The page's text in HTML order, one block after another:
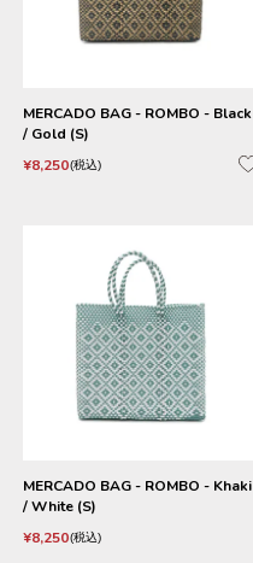
MERCADO BAG - ROMBO - Black
/ Gold (S)
¥8,250 税込
MERCADO BAG - ROMBO - Khaki
/ White (S)
¥8,250 税込